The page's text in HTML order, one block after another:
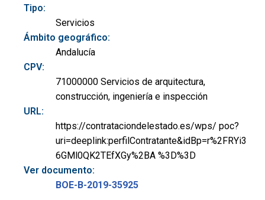
Tipo:
Servicios
Ámbito geográfico:
Andalucía
CPV:
71000000 Servicios de arquitectura,
construcción, ingeniería e inspección
URL:
https://contrataciondelestado.es/wps/ poc?
uri=deeplink:perfilContratante&idBp=r%2FRYi3
6GMl0QK2TEfXGy%2BA %3D%3D
Ver documento:
BOE-B-2019-35925